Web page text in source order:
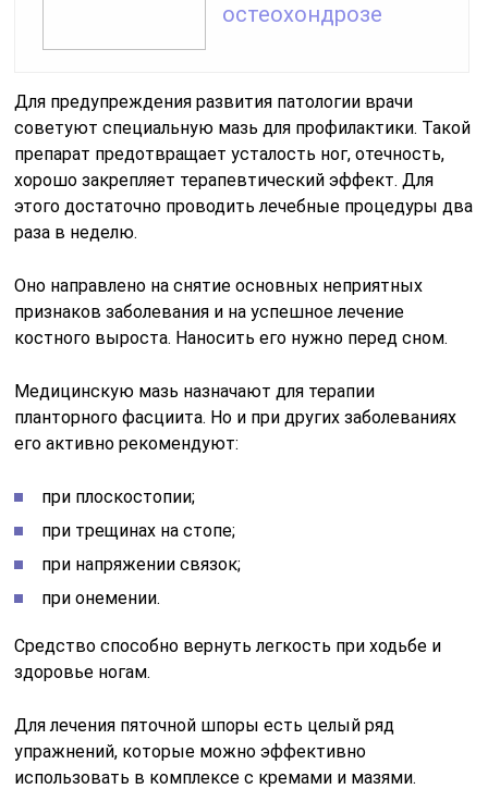
остеохондрозе
Для предупреждения развития патологии врачи
советуют специальную мазь для профилактики. Такой
препарат предотвращает усталость ног, отечность,
хорошо закрепляет терапевтический эффект. Для
этого достаточно проводить лечебные процедуры два
раза в неделю.
Оно направлено на снятие основных неприятных
признаков заболевания и на успешное лечение
костного выроста. Наносить его нужно перед сном.
Медицинскую мазь назначают для терапии
планторного фасциита. Но и при других заболеваниях
его активно рекомендуют:
при плоскостопии;
при трещинах на стопе;
при напряжении связок;
при онемении.
Средство способно вернуть легкость при ходьбе и
здоровье ногам.
Для лечения пяточной шпоры есть целый ряд
упражнений, которые можно эффективно
использовать в комплексе с кремами и мазями.